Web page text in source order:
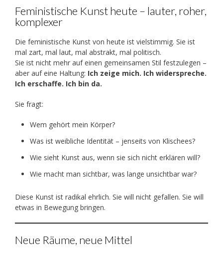
Feministische Kunst heute – lauter, roher,
komplexer
Die feministische Kunst von heute ist vielstimmig. Sie ist
mal zart, mal laut, mal abstrakt, mal politisch.
Sie ist nicht mehr auf einen gemeinsamen Stil festzulegen –
aber auf eine Haltung: Ich zeige mich. Ich widerspreche.
Ich erschaffe. Ich bin da.
Sie fragt:
Wem gehört mein Körper?
Was ist weibliche Identität – jenseits von Klischees?
Wie sieht Kunst aus, wenn sie sich nicht erklären will?
Wie macht man sichtbar, was lange unsichtbar war?
Diese Kunst ist radikal ehrlich. Sie will nicht gefallen. Sie will
etwas in Bewegung bringen.
Neue Räume, neue Mittel